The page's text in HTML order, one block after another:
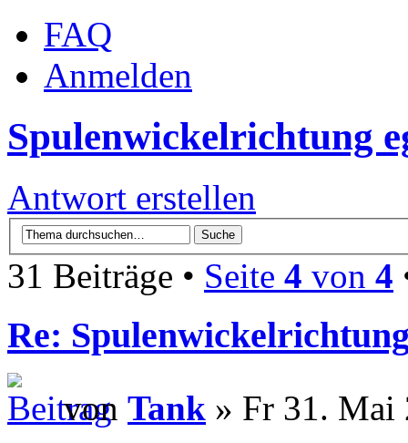
FAQ
Anmelden
Spulenwickelrichtung
Antwort erstellen
31 Beiträge • Seite 4 von 4
Re:
von Tank » Fr 31. Mai